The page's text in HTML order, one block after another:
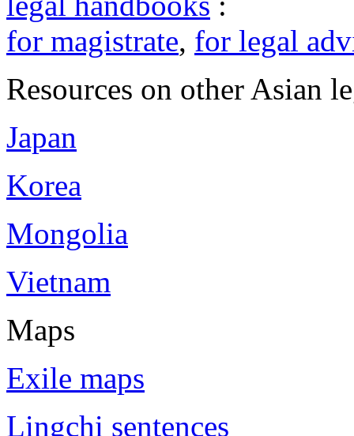
for magistrate, for legal
Resources on other Asian
Japan
Korea
Mongolia
Vietnam
Maps
Exile maps
Lingchi sentences